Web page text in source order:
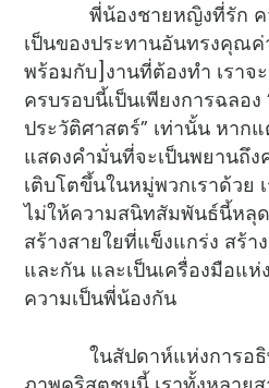
พี่น้องชายหญิงที่รัก ควา
เป็นของประทานอันทรงคุณ
พร้อมกับ]งานที่ต้องทำ เราจ
ครบรอบนี้เป็นเพียงการฉลอง
ประวัติศาสตร์” เท่านั้น หาก
แสดงคำมั่นที่จะเป็นพยานถึ
เติบโตขึ้นในหมู่พวกเราด้วย
ไม่ให้ความสนิทสัมพันธ์นี้หลุ
สร้างสายใยที่แข็งแกร่ง สร้า
และกัน และเป็นเครื่องมือแ
ความเป็นพี่น้องกัน
ในสัปดาห์แห่งการอธิษ